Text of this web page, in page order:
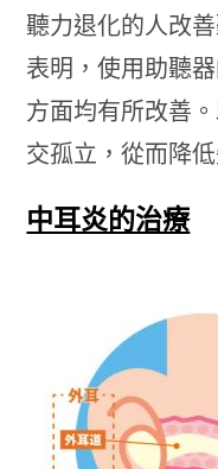
聽力退化的人改
表明，使用助聽
方面均有所改善
交孤立，從而降
中耳炎的治療